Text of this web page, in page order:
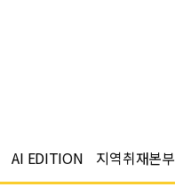
AI EDITION 지역취재본부